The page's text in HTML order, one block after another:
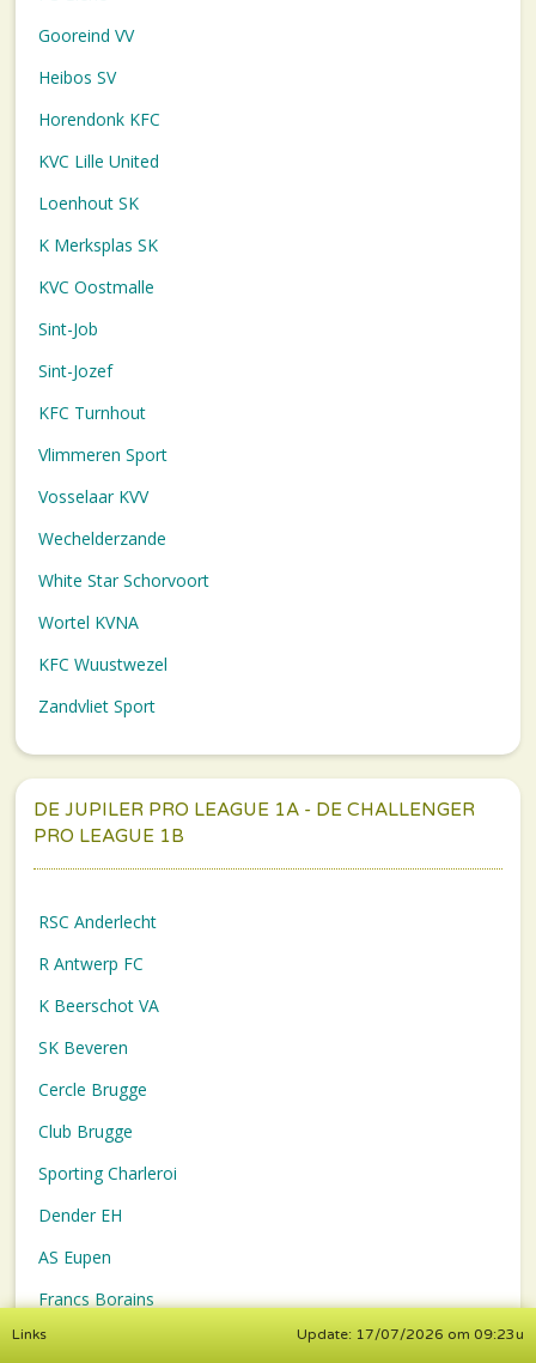
Links Update: 17/07/2026 om 09:23u
Gooreind VV
Heibos SV
Horendonk KFC
KVC Lille United
Loenhout SK
K Merksplas SK
KVC Oostmalle
Sint-Job
Sint-Jozef
KFC Turnhout
Vlimmeren Sport
Vosselaar KVV
Wechelderzande
White Star Schorvoort
Wortel KVNA
KFC Wuustwezel
Zandvliet Sport
DE JUPILER PRO LEAGUE 1A - DE CHALLENGER
PRO LEAGUE 1B
RSC Anderlecht
R Antwerp FC
K Beerschot VA
SK Beveren
Cercle Brugge
Club Brugge
Sporting Charleroi
Dender EH
AS Eupen
Francs Borains
Racing Genk